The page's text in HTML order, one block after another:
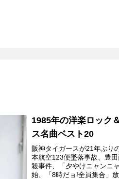
1985年の洋楽ロック
ス名曲ベスト20
阪神タイガースが21年ぶり
本航空123便墜落事故、豊田
殺事件、「夕やけニャンニ
始、「8時だョ!全員集合」放